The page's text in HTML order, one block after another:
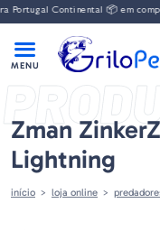
Continental 📦 em
Zman
Lightning
início loja online